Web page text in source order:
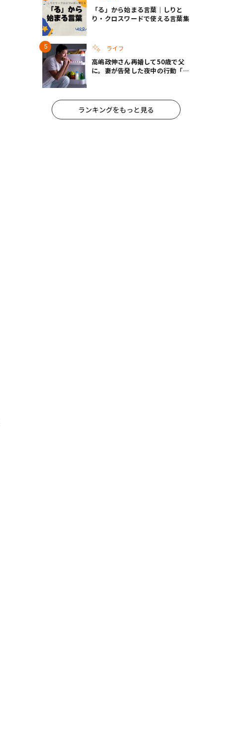
「る」から始まる言葉｜しりと
り・クロスワードで使える言葉集
ライフ
高嶋政伸さん再婚して50歳で父
に。妻が告発した夜中の行動「こ
ランキングをもっと見る